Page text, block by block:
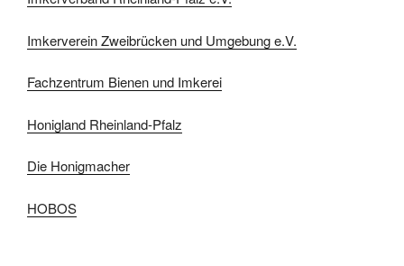
Imkerverein Zweibrücken und Umgebung e.V.
Fachzentrum Bienen und Imkerei
Honigland Rheinland-Pfalz
Die Honigmacher
HOBOS